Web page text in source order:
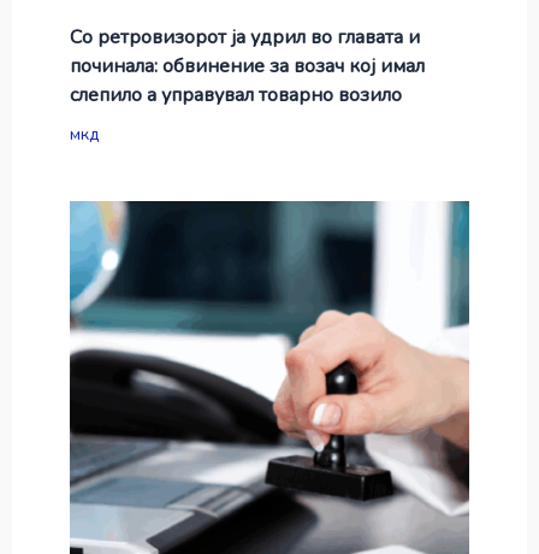
Со ретровизорот ја удрил во главата и
починала: обвинение за возач кој имал
слепило а управувал товарно возило
мкд